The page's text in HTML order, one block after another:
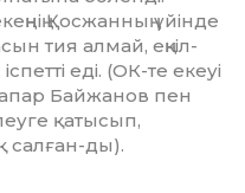
Қосжанның үйінде
тия алмай, еңкіл­
еді. (ОК-те екеуі
Байжанов пен
қатысып,
салған-ды).